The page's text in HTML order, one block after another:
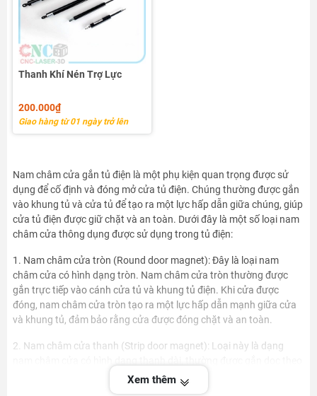
Thanh Khí Nén Trợ Lực
200.000₫
Giao hàng từ 01 ngày trở lên
Nam châm cửa gắn tủ điện là một phụ kiện quan trọng được sử
dụng để cố định và đóng mở cửa tủ điện. Chúng thường được gắn
vào khung tủ và cửa tủ để tạo ra một lực hấp dẫn giữa chúng, giúp
cửa tủ điện được giữ chặt và an toàn. Dưới đây là một số loại nam
châm cửa thông dụng được sử dụng trong tủ điện:
1. Nam châm cửa tròn (Round door magnet): Đây là loại nam
châm cửa có hình dạng tròn. Nam châm cửa tròn thường được
gắn trực tiếp vào cánh cửa tủ và khung tủ điện. Khi cửa được
đóng, nam châm cửa tròn tạo ra một lực hấp dẫn mạnh giữa cửa
và khung tủ, đảm bảo rằng cửa được đóng chặt và an toàn.
2. Nam châm cửa thanh (Strip door magnet): Loại này là dạng
cạnh của cánh cửa tủ và khung tủ điện. Nam châm cửa thanh tạo
ra một lực hấp dẫn trên toàn bộ chiều dài của cửa, giữ cho cửa tủ
Xem thêm